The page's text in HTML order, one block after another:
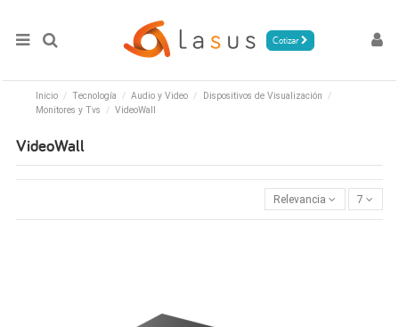
Cotizar
Inicio Tecnología Audio y Video
Dispositivos de Visualización
Monitores y Tvs
VideoWall
VideoWall
Relevancia 7